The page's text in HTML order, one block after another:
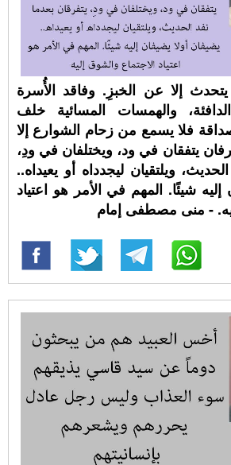
إلا عن الخبزِ. وفاقد الأُسرة
والهمسات المسائية خلف
فلا يسمع من زحام الشوارع إلا
يتفقان في ود، ويختلفان في ودِ،
ويلتقيان ليجدداه أو يعيداه..
شيئًا. المهم في الأمر هو اعتياد
- منى مصطفى إمام